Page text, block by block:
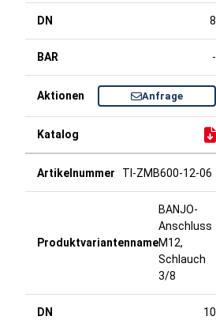
8
-
Anfrage
TI-ZMB600-12-06
BANJO-
Anschluss
M12,
Schlauch
3/8
10